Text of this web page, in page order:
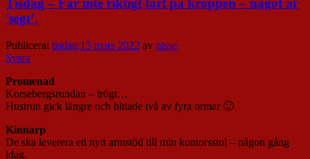
Tisdag – Får inte riktigt fart på kroppen – något är
’segt’.
Publicerat tisdag 15 mars 2022 av nisse
Svara
Promenad
Korsebergsrundan – trögt…
Hustrun gick längre och hittade två av fyra ormar 🙂
Kinnarp
De ska leverera ett nytt armstöd till min kontorsstol – någon gång
idag.